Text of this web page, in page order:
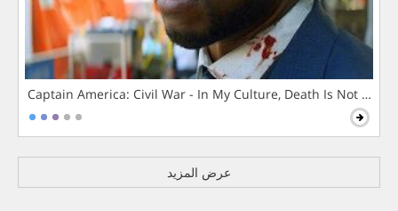
Captain America: Civil War - In My Culture, Death Is Not The
عرض المزيد